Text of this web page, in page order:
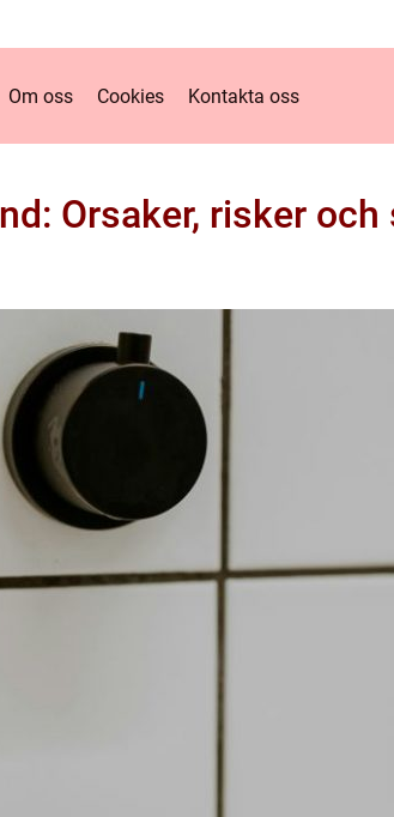
Om oss Cookies Kontakta oss
Orsaker, risker